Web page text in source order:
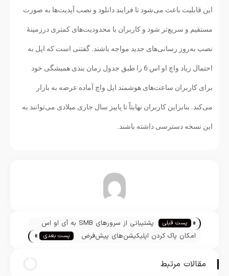
این قابلیت باعث می‌شود تا فرایند دانلود و نصب آپدیت‌ها به صورت
مستقیم و سریع‌تر شود و کاربران با محدودیت‌های کمتری درزمینهٔ
نصب به‌روز رسانی‌های جدید مواجه باشند. گفتنی است که اپل به
احتمال زیاد واچ او اس 6 را طبق جدول زمان بندی همیشگی خود
برای کاربران ساعت‌های هوشمند اپل واچ آماده عرضه به بازار
می‌کند. بنابراین کاربران نهایتاً تا پاییز سال جاری میلادی می‌توانند به
این نسخه دسترسی داشته باشند.
تیم تحریریه « پست قبلی
پشتیبانی از سرورهای SMB به آی او اس
13 اضافه شد
امکان پاک کردن اپلیکیشن‌های پیش‌فرض
پست بعدی »
مقالات مرتبط